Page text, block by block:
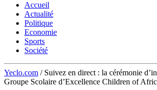
Accueil
Actualité
Politique
Economie
Sports
Société
Yeclo.com / Suivez en direct : la cérémonie
Groupe Scolaire d’Excellence Children of